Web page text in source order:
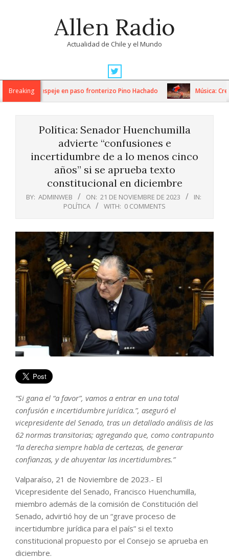
Allen Radio
Actualidad de Chile y el Mundo
Navigation
MenuBreaking
de despeje en paso fronterizo Pino Hachado Música:
Política: Senador Huenchumilla
advierte “confusiones e
incertidumbre de a lo menos cinco
años” si se aprueba texto
constitucional en diciembre
BY: ADMINWEB ON: 21 DE NOVIEMBRE DE 2023
IN:
POLÍTICA
WITH: 0 COMMENTS
“Si gana el “a favor”, vamos a entrar en una total
confusión e incertidumbre jurídica.”, aseguró el
vicepresidente del Senado, tras un detallado análisis de las
62 normas transitorias; agregando que, como contrapunto
“la derecha siempre habla de certezas, de generar
confianzas, y de ahuyentar las incertidumbres.”
Valparaíso, 21 de Noviembre de 2023.- El
Vicepresidente del Senado, Francisco Huenchumilla,
miembro además de la comisión de Constitución del
Senado, advirtió hoy de un “grave proceso de
incertidumbre jurídica para el país” si el texto
constitucional propuesto por el Consejo se aprueba en
diciembre.